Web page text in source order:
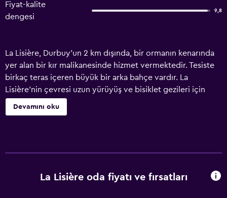
Fiyat-kalite
dengesi
9,8
La Lisière, Durbuy'un 2 km dışında, bir ormanın kenarında
yer alan bir kır malikanesinde hizmet vermektedir. Tesiste
birkaç teras içeren büyük bir arka bahçe vardır. La
Lisière'nin çevresi uzun yürüyüş ve bisiklet gezileri için
idealdir. Five Nations Golf Kulübü 9 km uzaklıktadır.
Devamını oku
La Lisière oda fiyatı ve fırsatları